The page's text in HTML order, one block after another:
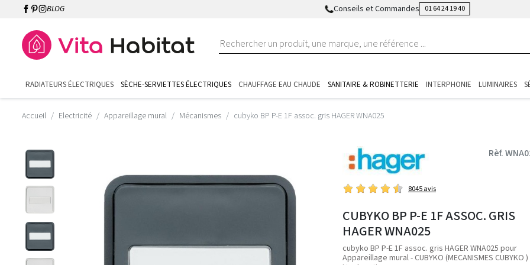
BLOG Conseils et Commandes 01 64 24 19 40
RADIATEURS ÉLECTRIQUES SÈCHE-SERVIETTES ÉLECTRIQUES CHAUFFAGE EAU CHAUDE SANITAIRE & ROBINETTERIE INTERPHONIE LUMINAIRES
Accueil Electricité Appareillage mural Mécanismes cubyko BP P-E 1F assoc. gris HAGER WNA025
Rèf.
8045 avis
CUBYKO BP P-E 1F ASSOC. GRIS
HAGER WNA025
cubyko BP P-E 1F assoc. gris HAGER WNA025 pour
Appareillage mural - CUBYKO (MECANISMES CUBYKO )